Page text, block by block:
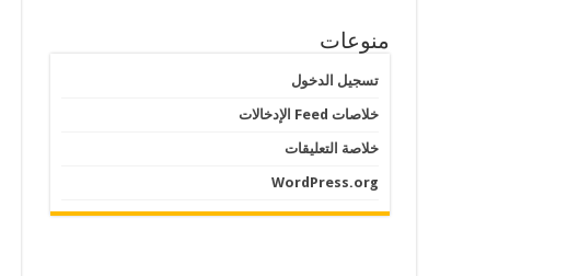
منوعات
تسجيل الدخول
خلاصات Feed الإدخالات
خلاصة التعليقات
WordPress.org